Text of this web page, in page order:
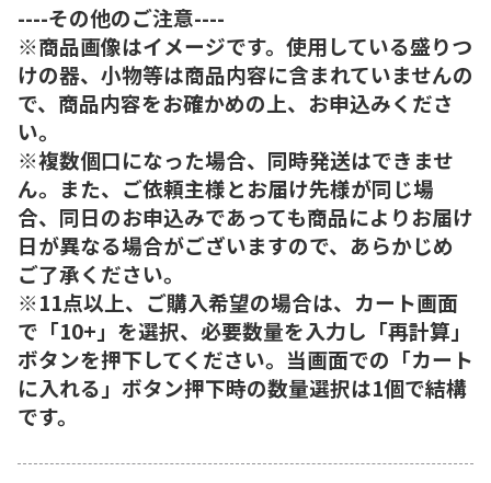
----その他のご注意----
※商品画像はイメージです。使用している盛りつ
けの器、小物等は商品内容に含まれていませんの
で、商品内容をお確かめの上、お申込みくださ
い。
※複数個口になった場合、同時発送はできませ
ん。また、ご依頼主様とお届け先様が同じ場
合、同日のお申込みであっても商品によりお届け
日が異なる場合がございますので、あらかじめ
ご了承ください。
※11点以上、ご購入希望の場合は、カート画面
で「10+」を選択、必要数量を入力し「再計算」
ボタンを押下してください。当画面での「カート
に入れる」ボタン押下時の数量選択は1個で結構
です。